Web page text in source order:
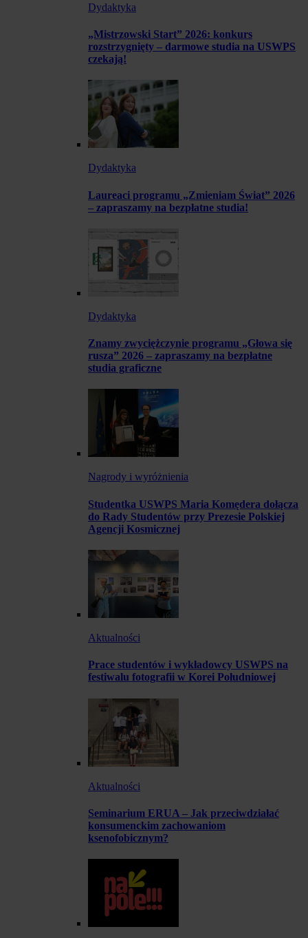
Dydaktyka
„Mistrzowski Start” 2026: konkurs
rozstrzygnięty – darmowe studia na USWPS
czekają!
Dydaktyka
Laureaci programu „Zmieniam Świat” 2026
– zapraszamy na bezpłatne studia!
Dydaktyka
Znamy zwyciężczynie programu „Głowa się
rusza” 2026 – zapraszamy na bezpłatne
studia graficzne
Nagrody i wyróżnienia
Studentka USWPS Maria Komędera dołącza
do Rady Studentów przy Prezesie Polskiej
Agencji Kosmicznej
Aktualności
Prace studentów i wykładowcy USWPS na
festiwalu fotografii w Korei Południowej
Aktualności
Seminarium ERUA – Jak przeciwdziałać
konsumenckim zachowaniom
ksenofobicznym?